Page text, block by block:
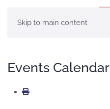
Skip to main content
Events Calendar